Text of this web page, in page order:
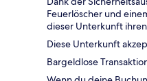
Feuerlöscher und
dieser Unterkunft
Diese Unterkunft
Bargeldlose